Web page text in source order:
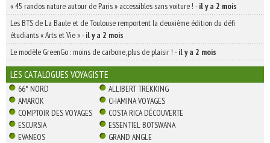
« 45 randos nature autour de Paris » accessibles sans voiture ! -il y a 2 mois
Les BTS de La Baule et de Toulouse remportent la deuxième édition du défi
étudiants « Arts et Vie »-il y a 2 mois
Le modèle GreenGo : moins de carbone, plus de plaisir ! -il y a 2 mois
LES CATALOGUES VOYAGISTE
66° NORD
ALLIBERT TREKKING
AMAROK
CHAMINA VOYAGES
COMPTOIR DES VOYAGES
COSTA RICA DÉCOUVERTE
ESCURSIA
ESSENTIEL BOTSWANA
EVANEOS
GRAND ANGLE